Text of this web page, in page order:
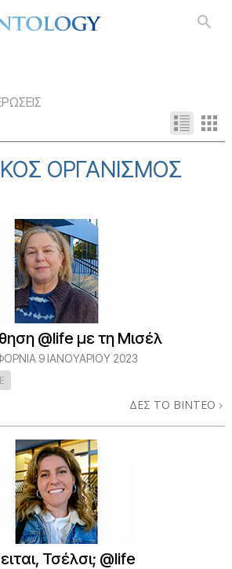
ΟΡΓΑΝΙΣΜΌΣ
@life με τη Μισέλ
9 ΙΑΝΟΥΑΡΙΟΥ 2023
ΔΕΣ ΤΟ ΒΙΝΤΕΟ
Τσέλσι; @life